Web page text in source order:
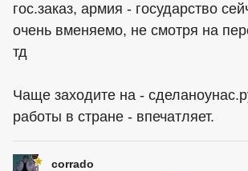
гос.заказ, армия - государство
очень вменяемо, не смотря на
тд
Чаще заходите на -
работы в стране - впечатляет.
corrado